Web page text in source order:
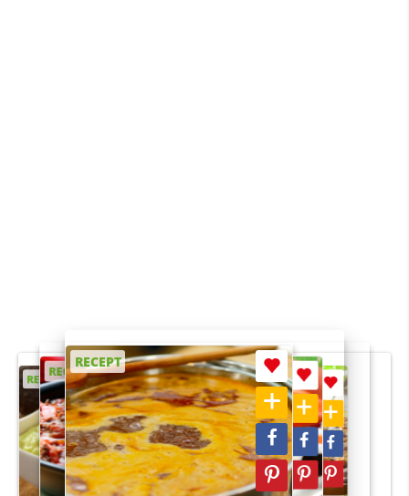
RECEPT
RECEPT
RECEPT
RECEPT
RECEPT